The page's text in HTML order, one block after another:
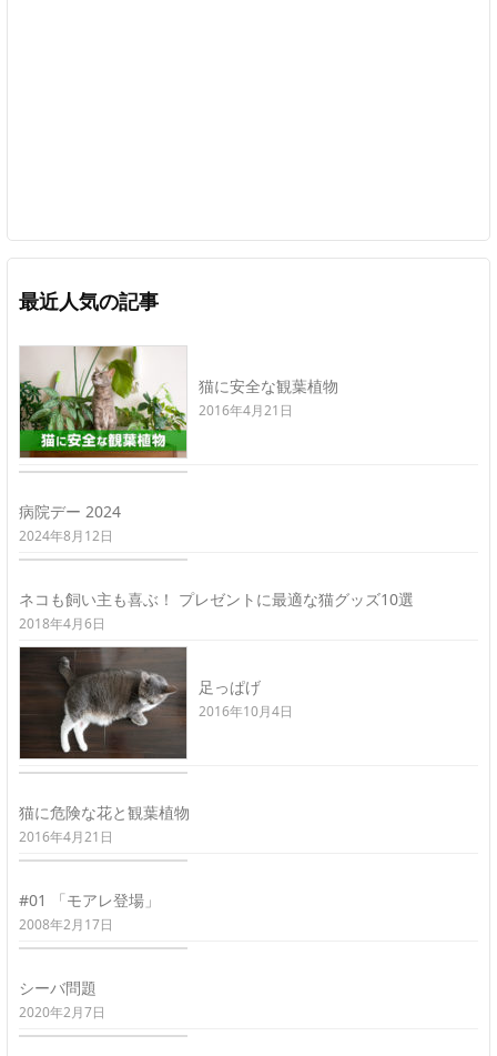
最近人気の記事
猫に安全な観葉植物
2016年4月21日
病院デー 2024
2024年8月12日
ネコも飼い主も喜ぶ！ プレゼントに最適な猫グッズ10選
2018年4月6日
足っぱげ
2016年10月4日
猫に危険な花と観葉植物
2016年4月21日
#01 「モアレ登場」
2008年2月17日
シーバ問題
2020年2月7日